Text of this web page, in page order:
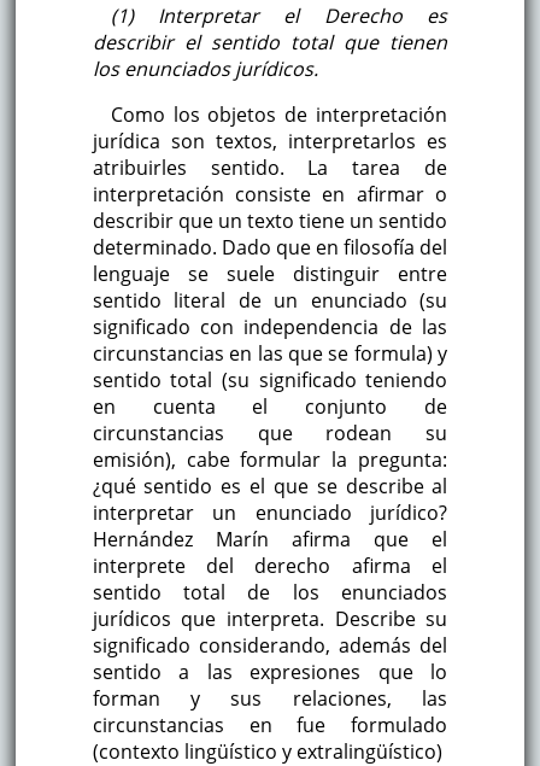
(1) Interpretar el Derecho es
describir el sentido total que tienen
los enunciados jurídicos.
Como los objetos de interpretación
jurídica son textos, interpretarlos es
atribuirles sentido. La tarea de
interpretación consiste en afirmar o
describir que un texto tiene un sentido
determinado. Dado que en filosofía del
lenguaje se suele distinguir entre
sentido literal de un enunciado (su
significado con independencia de las
circunstancias en las que se formula) y
sentido total (su significado teniendo
en cuenta el conjunto de
circunstancias que rodean su
emisión), cabe formular la pregunta:
¿qué sentido es el que se describe al
interpretar un enunciado jurídico?
Hernández Marín afirma que el
interprete del derecho afirma el
sentido total de los enunciados
jurídicos que interpreta. Describe su
significado considerando, además del
sentido a las expresiones que lo
forman y sus relaciones, las
circunstancias en fue formulado
(contexto lingüístico y extralingüístico)